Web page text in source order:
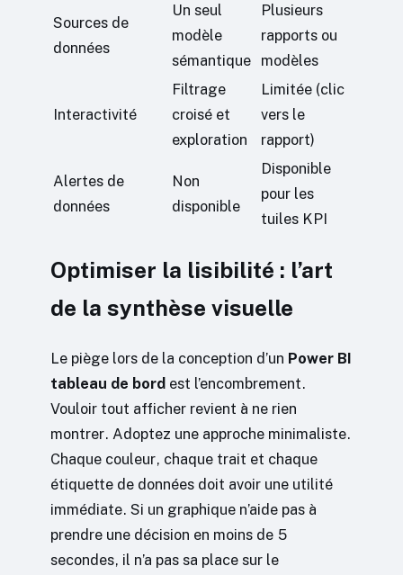
Sources de
données
Un seul
modèle
sémantique
Plusieurs
rapports ou
modèles
Interactivité
Filtrage
croisé et
exploration
Limitée (clic
vers le
rapport)
Alertes de
données
Non
disponible
Disponible
pour les
tuiles KPI
Optimiser la lisibilité : l’art
de la synthèse visuelle
Le piège lors de la conception d’un Power BI
tableau de bord est l’encombrement.
Vouloir tout afficher revient à ne rien
montrer. Adoptez une approche minimaliste.
Chaque couleur, chaque trait et chaque
étiquette de données doit avoir une utilité
immédiate. Si un graphique n’aide pas à
prendre une décision en moins de 5
secondes, il n’a pas sa place sur le